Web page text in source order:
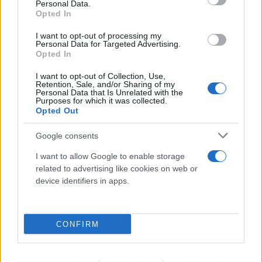
Personal Data.
Opted In
I want to opt-out of processing my
Personal Data for Targeted Advertising.
Opted In
I want to opt-out of Collection, Use,
Retention, Sale, and/or Sharing of my
Personal Data that Is Unrelated with the
Purposes for which it was collected.
Opted Out
Google consents
I want to allow Google to enable storage
related to advertising like cookies on web or
device identifiers in apps.
CONFIRM
«Σουνιτικό ΝΑΤΟ» στη Μέση Ανατολή; Τι
07.08.2026